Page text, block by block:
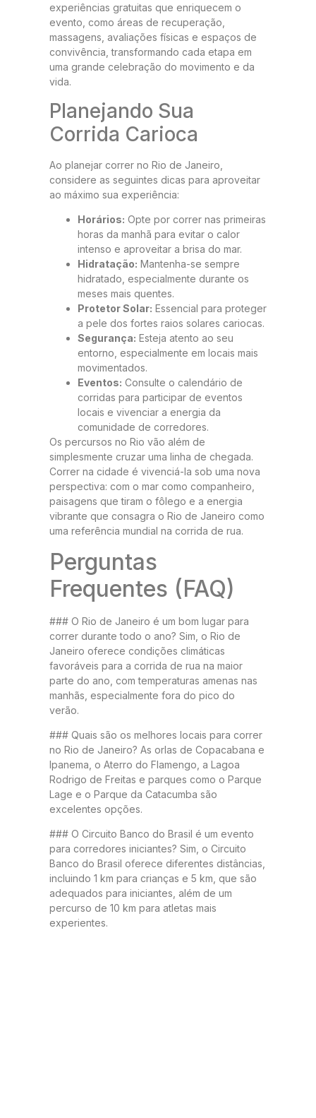
experiências gratuitas que enriquecem o
evento, como áreas de recuperação,
massagens, avaliações físicas e espaços de
convivência, transformando cada etapa em
uma grande celebração do movimento e da
vida.
Planejando Sua
Corrida Carioca
Ao planejar correr no Rio de Janeiro,
considere as seguintes dicas para aproveitar
ao máximo sua experiência:
Horários: Opte por correr nas primeiras
horas da manhã para evitar o calor
intenso e aproveitar a brisa do mar.
Hidratação: Mantenha-se sempre
hidratado, especialmente durante os
meses mais quentes.
Protetor Solar: Essencial para proteger
a pele dos fortes raios solares cariocas.
Segurança: Esteja atento ao seu
entorno, especialmente em locais mais
movimentados.
Eventos: Consulte o calendário de
corridas para participar de eventos
locais e vivenciar a energia da
comunidade de corredores.
Os percursos no Rio vão além de
simplesmente cruzar uma linha de chegada.
Correr na cidade é vivenciá-la sob uma nova
perspectiva: com o mar como companheiro,
paisagens que tiram o fôlego e a energia
vibrante que consagra o Rio de Janeiro como
uma referência mundial na corrida de rua.
Perguntas
Frequentes (FAQ)
### O Rio de Janeiro é um bom lugar para
correr durante todo o ano? Sim, o Rio de
Janeiro oferece condições climáticas
favoráveis para a corrida de rua na maior
parte do ano, com temperaturas amenas nas
manhãs, especialmente fora do pico do
verão.
### Quais são os melhores locais para correr
no Rio de Janeiro? As orlas de Copacabana e
Ipanema, o Aterro do Flamengo, a Lagoa
Rodrigo de Freitas e parques como o Parque
Lage e o Parque da Catacumba são
excelentes opções.
### O Circuito Banco do Brasil é um evento
para corredores iniciantes? Sim, o Circuito
Banco do Brasil oferece diferentes distâncias,
incluindo 1 km para crianças e 5 km, que são
adequados para iniciantes, além de um
percurso de 10 km para atletas mais
experientes.